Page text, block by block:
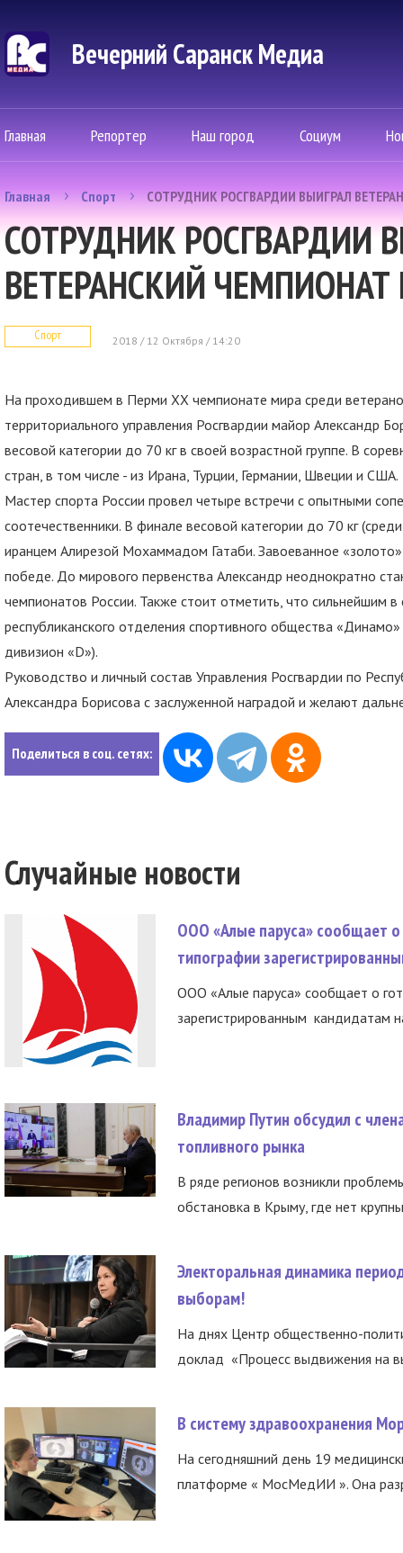
Вечерний Саранск Mедиа
Главная Репортер Наш город Социум
Главная Спорт СОТРУДНИК РОСГВАРДИИ ВЫИГРАЛ
СОТРУДНИК РОСГВАРДИИ
ВЕТЕРАНСКИЙ
Спорт 2018 / 12 Октября / 14:20
На проходившем в Перми XX чемпионате мира среди
территориального управления Росгвардии майор Александр
весовой категории до 70 кг в своей возрастной группе. В
стран, в том числе - из Ирана, Турции, Германии, Швеции и США.
Мастер спорта России провел четыре встречи с опытными
соотечественники. В финале весовой категории до 70 кг
иранцем Алирезой Мохаммадом Гатаби. Завоеванное
победе. До мирового первенства Александр неоднократно
чемпионатов России. Также стоит отметить, что сильнейшим в
республиканского отделения спортивного общества
дивизион «D»).
Руководство и личный состав Управления Росгвардии по
Александра Борисова с заслуженной наградой и желают
Поделиться в соц. сетях:
Случайные новости
ООО «Алые паруса» сообщает о
типографии
ООО «Алые паруса» сообщает о
зарегистрированным кандидатам
Владимир Путин обсудил с
топливного рынка
В ряде регионов возникли
обстановка в Крыму, где нет
Электоральная динамика
выборам!
На днях Центр общественно-
доклад «Процесс выдвижения на
В систему здравоохранения
На сегодняшний день 19
платформе « МосМедИИ ». Она